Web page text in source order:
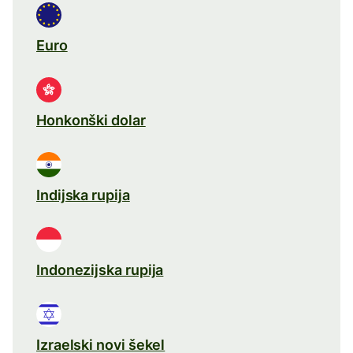
Euro
Honkonški dolar
Indijska rupija
Indonezijska rupija
Izraelski novi šekel